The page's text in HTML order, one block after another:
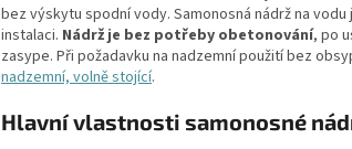
bez výskytu spodní vody. Samonosná nádrž na
instalaci. Nádrž je bez potřeby obetonování, po
zasype. Při požadavku na nadzemní použití bez
nadzemní, volně stojící.
Hlavní vlastnosti samonosné